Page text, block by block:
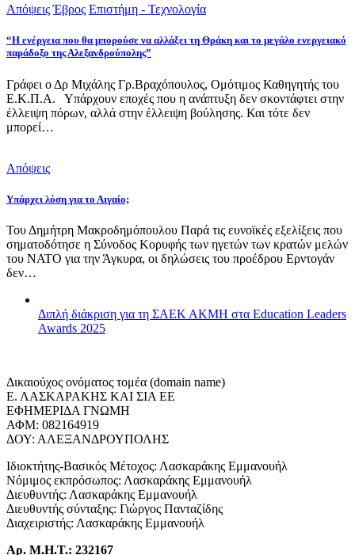
Απόψεις Έβρος Επιστήμη - Τεχνολογία
“Η ενέργεια που θα μπορούσε να αλλάξει τη Θράκη και το μεγάλο ενεργειακό
παράδοξο της Αλεξανδρούπολης”
Γράφει ο Δρ Μιχάλης Γρ.Βραχόπουλος, Ομότιμος Καθηγητής του
Ε.Κ.Π.Α. Υπάρχουν εποχές που η ανάπτυξη δεν σκοντάφτει στην
έλλειψη πόρων, αλλά στην έλλειψη βούλησης. Και τότε δεν
μπορεί…
Απόψεις
Υπάρχει λύση για το Αιγαίο;
Του Δημήτρη Μακροδημόπουλου Παρά τις ευνοϊκές εξελίξεις που
σηματοδότησε η Σύνοδος Κορυφής των ηγετών των κρατών μελών
του ΝΑΤΟ για την Άγκυρα, οι δηλώσεις του προέδρου Ερντογάν
δεν…
Διπλή διάκριση για τη ΣΑΕΚ ΑΚΜΗ στα Education Leaders
Awards 2025
Δικαιούχος ονόματος τομέα (domain name)
Ε. ΛΑΣΚΑΡΑΚΗΣ ΚΑΙ ΣΙΑ ΕΕ
ΕΦΗΜΕΡΙΔΑ ΓΝΩΜΗ
ΑΦΜ: 082164919
ΔΟΥ: ΑΛΕΞΑΝΔΡΟΥΠΟΛΗΣ
Ιδιοκτήτης-Βασικός Μέτοχος: Λασκαράκης Εμμανουήλ
Νόμιμος εκπρόσωπος: Λασκαράκης Εμμανουήλ
Διευθυντής: Λασκαράκης Εμμανουήλ
Διευθυντής σύνταξης: Γιώργος Πανταζίδης
Διαχειριστής: Λασκαράκης Εμμανουήλ
Αρ. Μ.Η.Τ.: 232167